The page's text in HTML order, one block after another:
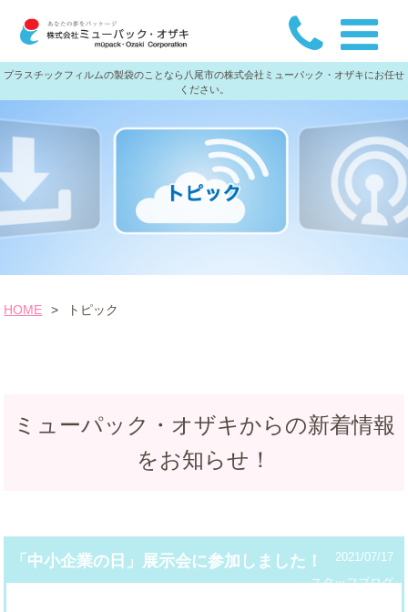
プラスチックフィルムの製袋のことなら八尾市の株式会社ミューパック・オザキにお任せ
ください。
HOME > トピック
ミューパック・オザキからの新着情報
をお知らせ！
「中小企業の日」展示会に参加しました！
2021/07/17
スタッフブログ